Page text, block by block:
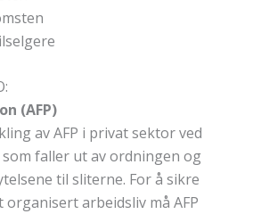
(AFP)
av AFP i privat sektor ved
faller ut av ordningen og
til sliterne. For å sikre
arbeidsliv må AFP